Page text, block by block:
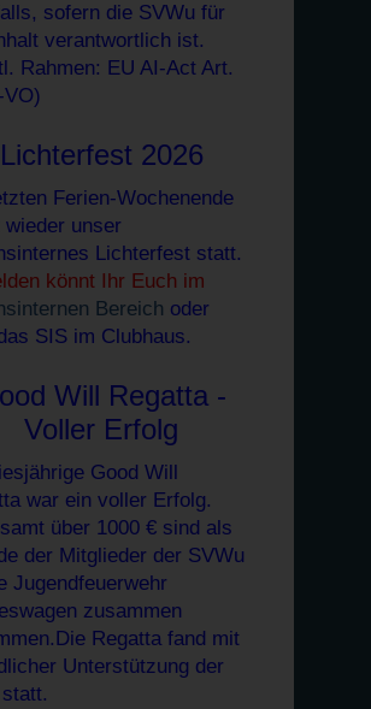
sofern die SVWu für
verantwortlich ist.
Rahmen: EU AI-Act Art.
VO)
Lichterfest 2026
Ferien-Wochenende
wieder unser
Lichterfest statt.
könnt Ihr Euch im
Bereich oder
SIS im Clubhaus.
Will Regatta -
Voller Erfolg
Good Will
war ein voller Erfolg.
über 1000 € sind als
der Mitglieder der SVWu
Jugendfeuerwehr
zusammen
Regatta fand mit
Unterstützung der